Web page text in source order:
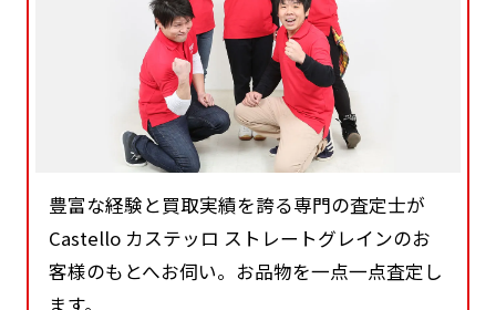
豊富な経験と買取実績を誇る専門の査定士が
Castello カステッロ ストレートグレインのお
客様のもとへお伺い。お品物を一点一点査定し
ます。